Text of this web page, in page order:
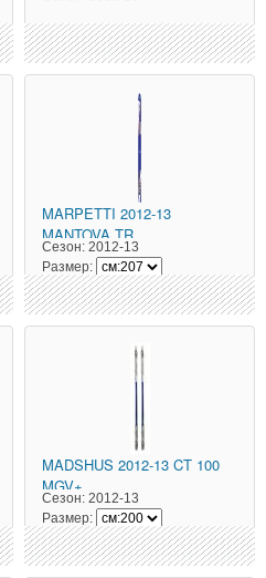
MARPETTI 2012-13
MANTOVA TR
Сезон: 2012-13
Размер:
MADSHUS 2012-13 CT 100
MGV+
Сезон: 2012-13
Размер: